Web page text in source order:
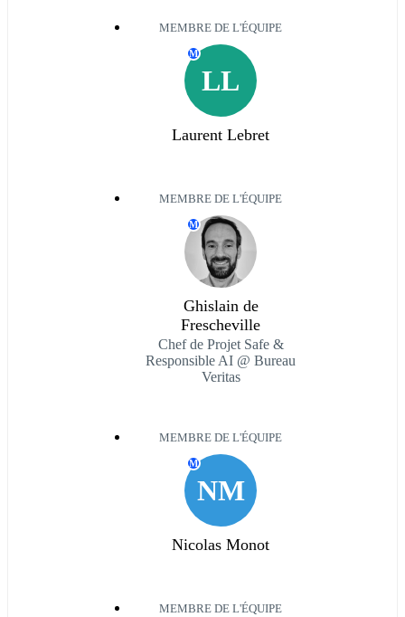
MEMBRE DE L'ÉQUIPE
LL
M
Laurent Lebret
MEMBRE DE L'ÉQUIPE
M
Ghislain de
Frescheville
Chef de Projet Safe &
Responsible AI @ Bureau
Veritas
MEMBRE DE L'ÉQUIPE
NM
M
Nicolas Monot
MEMBRE DE L'ÉQUIPE